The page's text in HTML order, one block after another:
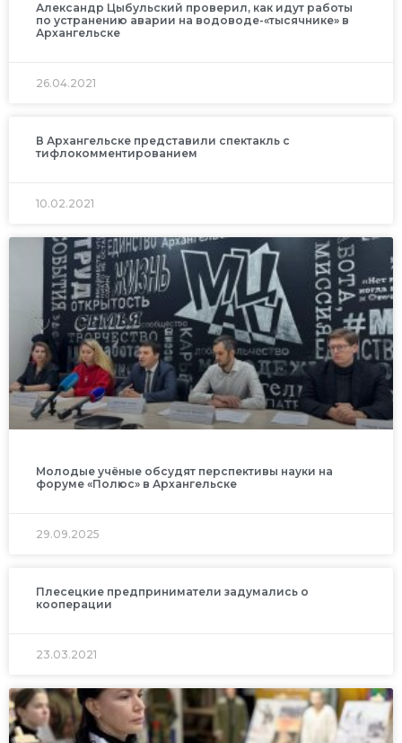
Александр Цыбульский проверил, как идут работы
по устранению аварии на водоводе-«тысячнике» в
Архангельске
26.04.2021
В Архангельске представили спектакль с
тифлокомментированием
10.02.2021
Молодые учёные обсудят перспективы науки на
форуме «Полюс» в Архангельске
29.09.2025
Плесецкие предприниматели задумались о
кооперации
23.03.2021